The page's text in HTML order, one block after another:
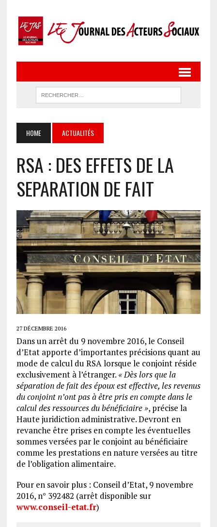
HOME ACTUALITÉS
RSA : DES EFFETS DE LA
SEPARATION DE FAIT
27 DÉCEMBRE 2016
Dans un arrêt du 9 novembre 2016, le Conseil
d’Etat apporte d’importantes précisions quant au
mode de calcul du RSA lorsque le conjoint réside
exclusivement à l’étranger. « Dès lors que la
séparation de fait des époux est effective, les revenus
du conjoint n’ont pas à être pris en compte dans le
calcul des ressources du bénéficiaire », précise la
Haute juridiction administrative. Devront en
revanche être prises en compte les éventuelles
sommes versées par le conjoint au bénéficiaire
comme les prestations en nature versées au titre
de l’obligation alimentaire.
Pour en savoir plus : Conseil d’Etat, 9 novembre
2016, n° 392482 (arrêt disponible sur
www.conseil-etat.fr)